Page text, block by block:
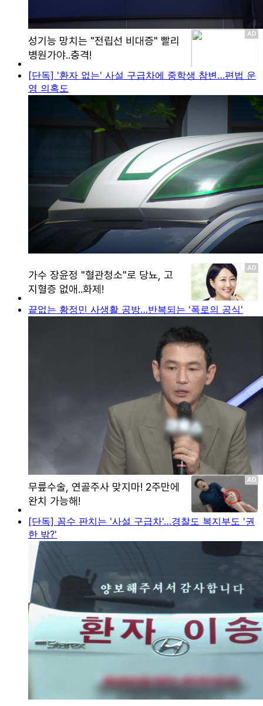
[단독] '환자 없는' 사설 구급차에 중학생 참변…편법 운
영 의혹도
끝없는 황정민 사생활 공방…반복되는 '폭로의 공식'
[단독] 꼼수 판치는 '사설 구급차'…경찰도 복지부도 '권
한 밖?'